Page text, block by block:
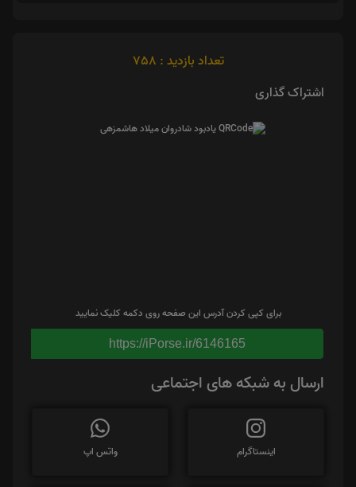
تعداد بازدید : 758
اشتراک گذاری
برای کپی کردن آدرس این صفحه روی دکمه کلیک نمایید
https://iPorse.ir/6146165
ارسال به شبکه های اجتماعی
اینستاگرام واتس اپ